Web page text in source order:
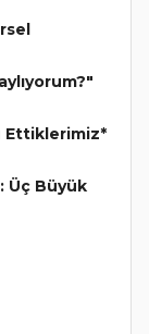
Ettiklerimiz*
Üç Büyük